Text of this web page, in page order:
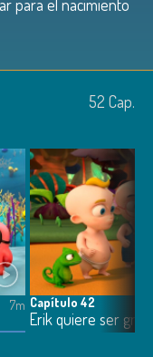
para el nacimiento
52 Cap.
7m Capítulo 42
Erik quiere ser